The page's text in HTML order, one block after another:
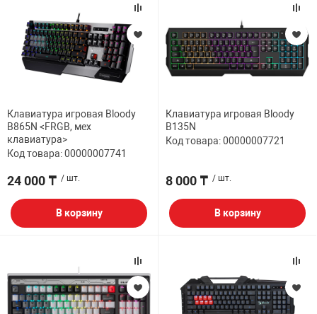
Клавиатура игровая Bloody
B865N <FRGB, мех
клавиатура>
Код товара: 00000007741
24 000 ₸ / шт.
В корзину
Клавиатура игровая Bloody
B135N
Код товара: 00000007721
8 000 ₸ / шт.
В корзину